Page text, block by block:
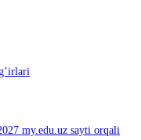
my.edu.uz sayti orqali